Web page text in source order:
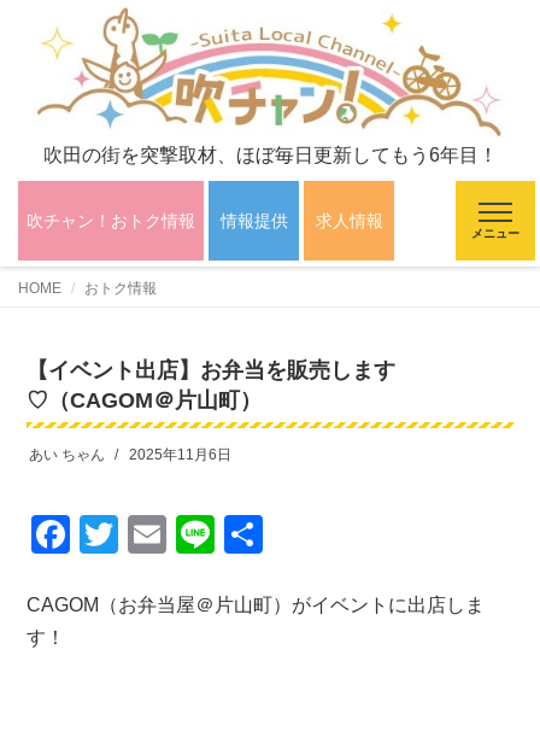
吹田の街を突撃取材、ほぼ毎日更新してもう6年目！
吹チャン！おトク情報 情報提供 求人情報
メニュー
HOME おトク情報
【イベント出店】お弁当を販売します
♡（CAGOM＠片山町）
あい ちゃん 2025年11月6日
F
c
T
tt
E
ail
Li
e
CAGOM（お弁当屋＠片山町）がイベントに出店しま
す！